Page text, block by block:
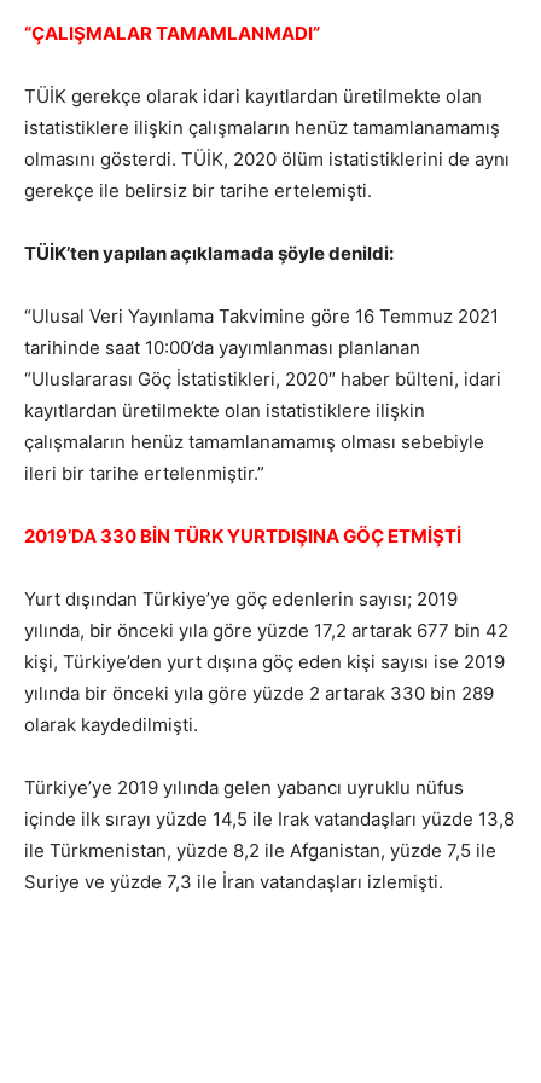
“ÇALIŞMALAR TAMAMLANMADI”
TÜİK gerekçe olarak idari kayıtlardan üretilmekte olan
istatistiklere ilişkin çalışmaların henüz tamamlanamamış
olmasını gösterdi. TÜİK, 2020 ölüm istatistiklerini de aynı
gerekçe ile belirsiz bir tarihe ertelemişti.
TÜİK’ten yapılan açıklamada şöyle denildi:
“Ulusal Veri Yayınlama Takvimine göre 16 Temmuz 2021
tarihinde saat 10:00’da yayımlanması planlanan
“Uluslararası Göç İstatistikleri, 2020″ haber bülteni, idari
kayıtlardan üretilmekte olan istatistiklere ilişkin
çalışmaların henüz tamamlanamamış olması sebebiyle
ileri bir tarihe ertelenmiştir.”
2019’DA 330 BİN TÜRK YURTDIŞINA GÖÇ ETMİŞTİ
Yurt dışından Türkiye’ye göç edenlerin sayısı; 2019
yılında, bir önceki yıla göre yüzde 17,2 artarak 677 bin 42
kişi, Türkiye’den yurt dışına göç eden kişi sayısı ise 2019
yılında bir önceki yıla göre yüzde 2 artarak 330 bin 289
olarak kaydedilmişti.
Türkiye’ye 2019 yılında gelen yabancı uyruklu nüfus
içinde ilk sırayı yüzde 14,5 ile Irak vatandaşları yüzde 13,8
ile Türkmenistan, yüzde 8,2 ile Afganistan, yüzde 7,5 ile
Suriye ve yüzde 7,3 ile İran vatandaşları izlemişti.